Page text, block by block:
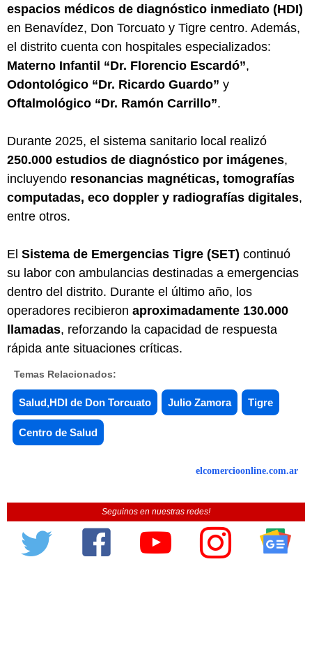
espacios médicos de diagnóstico inmediato (HDI)
en Benavídez, Don Torcuato y Tigre centro. Además,
el distrito cuenta con hospitales especializados:
Materno Infantil “Dr. Florencio Escardó”,
Odontológico “Dr. Ricardo Guardo” y
Oftalmológico “Dr. Ramón Carrillo”.
Durante 2025, el sistema sanitario local realizó
250.000 estudios de diagnóstico por imágenes,
incluyendo resonancias magnéticas, tomografías
computadas, eco doppler y radiografías digitales,
entre otros.
El Sistema de Emergencias Tigre (SET) continuó
su labor con ambulancias destinadas a emergencias
dentro del distrito. Durante el último año, los
operadores recibieron aproximadamente 130.000
llamadas, reforzando la capacidad de respuesta
rápida ante situaciones críticas.
Temas Relacionados:
Salud,HDI de Don Torcuato Julio Zamora Tigre
Centro de Salud
elcomercioonline.com.ar
Seguinos en nuestras redes!